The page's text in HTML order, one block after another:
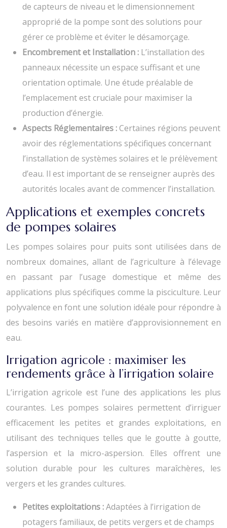
de capteurs de niveau et le dimensionnement
approprié de la pompe sont des solutions pour
gérer ce problème et éviter le désamorçage.
Encombrement et Installation : L’installation des
panneaux nécessite un espace suffisant et une
orientation optimale. Une étude préalable de
l’emplacement est cruciale pour maximiser la
production d’énergie.
Aspects Réglementaires :Certaines régions peuvent
avoir des réglementations spécifiques concernant
l’installation de systèmes solaires et le prélèvement
d’eau. Il est important de se renseigner auprès des
autorités locales avant de commencer l’installation.
Applications et exemples concrets
de pompes solaires
Les pompes solaires pour puits sont utilisées dans de
nombreux domaines, allant de l’agriculture à l’élevage
en passant par l’usage domestique et même des
applications plus spécifiques comme la pisciculture. Leur
polyvalence en font une solution idéale pour répondre à
des besoins variés en matière d’approvisionnement en
eau.
Irrigation agricole : maximiser les
rendements grâce à l’irrigation solaire
L’irrigation agricole est l’une des applications les plus
courantes. Les pompes solaires permettent d’irriguer
efficacement les petites et grandes exploitations, en
utilisant des techniques telles que le goutte à goutte,
l’aspersion et la micro-aspersion. Elles offrent une
solution durable pour les cultures maraîchères, les
vergers et les grandes cultures.
Petites exploitations :Adaptées à l’irrigation de
potagers familiaux, de petits vergers et de champs